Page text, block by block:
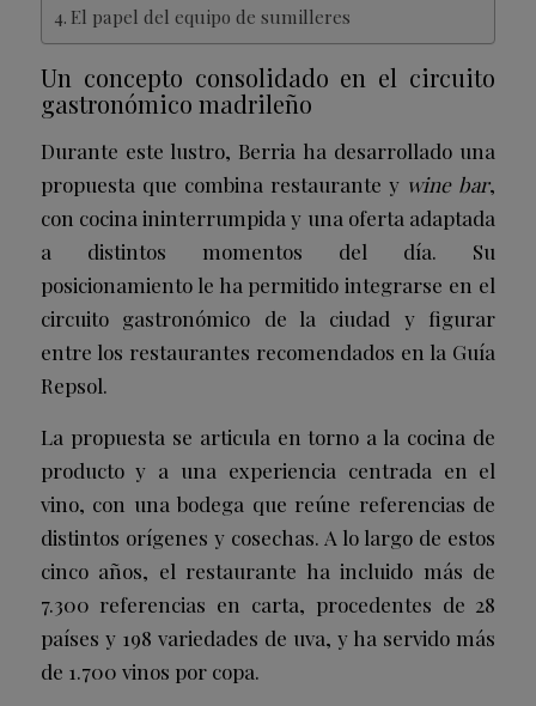
El papel del equipo de sumilleres
Un concepto consolidado en el circuito
gastronómico madrileño
Durante este lustro, Berria ha desarrollado una
propuesta que combina restaurante y wine bar,
con cocina ininterrumpida y una oferta adaptada
a distintos momentos del día. Su
posicionamiento le ha permitido integrarse en el
circuito gastronómico de la ciudad y figurar
entre los restaurantes recomendados en la Guía
Repsol.
La propuesta se articula en torno a la cocina de
producto y a una experiencia centrada en el
vino, con una bodega que reúne referencias de
distintos orígenes y cosechas. A lo largo de estos
cinco años, el restaurante ha incluido más de
7.300 referencias en carta, procedentes de 28
países y 198 variedades de uva, y ha servido más
de 1.700 vinos por copa.